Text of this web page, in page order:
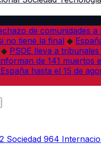
de comunidades a
no tiene la final ◆
◆ PSOE lleva a
de 141 muertos
hasta el 15 de
Sociedad 964